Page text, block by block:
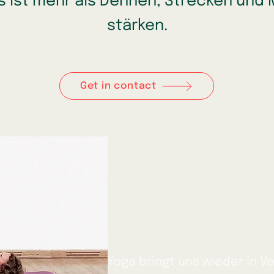
stärken.
Get in contact
Yoga bringt uns wieder in